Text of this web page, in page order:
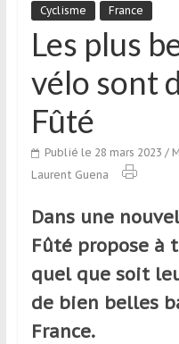
média
sur
tourisme
sportif
qui
aux
voyageurs
ou
réguliers,
pratiquants,
passionnés
ou
simples
Cyclisme France
Les plus
vélo sont
Fûté
Publié le 28 mars 2023 /
Laurent Guena
Dans une
Fûté propose à
quel que soit
de bien belles
France.